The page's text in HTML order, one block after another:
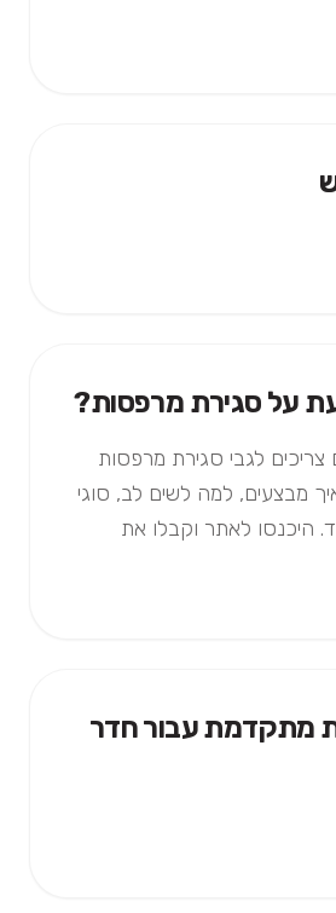
על סגירת מרפסות?
לגבי סגירת מרפסות
מבצעים, למה לשים לב, סוגי
היכנסו לאתר וקבלו את
מתקדמת עבור חדר